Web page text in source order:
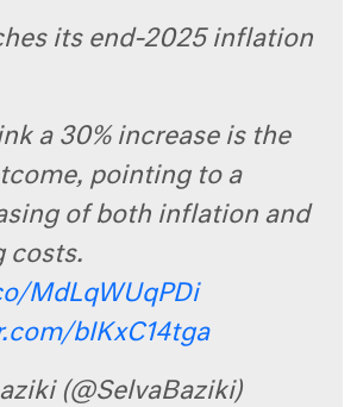
its end-2025 inflation
a 30% increase is the
pointing to a
of both inflation and
costs.
MdLqWUqPDi
bIKxC14tga
(@SelvaBaziki)